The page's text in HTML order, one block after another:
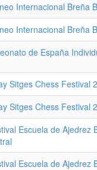
Internacional Breña
Internacional Breña
de España
Sitges Chess Festival
Sitges Chess Festival
Escuela de Ajedrez
Escuela de Ajedrez